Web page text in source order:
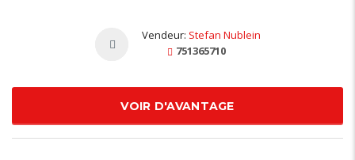
Vendeur: Stefan Nublein
751365710
VOIR D'AVANTAGE